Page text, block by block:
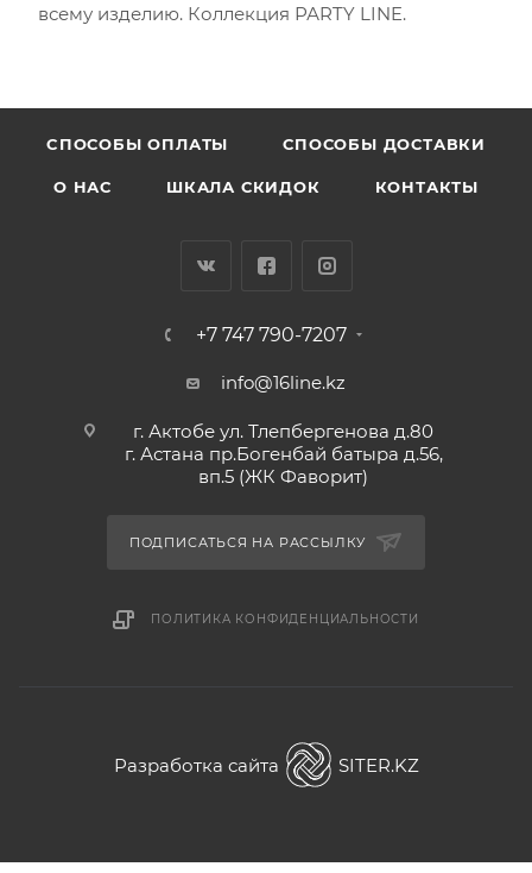
всему изделию. Коллекция РАRTY LINE.
CПОСОБЫ ОПЛАТЫ СПОСОБЫ ДОСТАВКИ
О НАС ШКАЛА СКИДОК КОНТАКТЫ
+7 747 790-7207
info@16line.kz
г. Актобе ул. Тлепбергенова д.80
г. Астана пр.Богенбай батыра д.56,
вп.5 (ЖК Фаворит)
ПОДПИСАТЬСЯ НА РАССЫЛКУ
ПОЛИТИКА КОНФИДЕНЦИАЛЬНОСТИ
Разработка сайта SITER.KZ